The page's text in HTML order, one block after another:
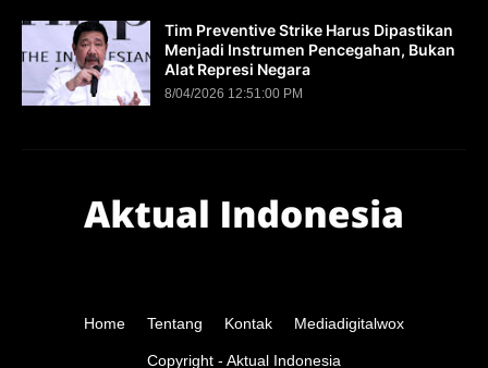
Tim Preventive Strike Harus Dipastikan
Menjadi Instrumen Pencegahan, Bukan
Alat Represi Negara
8/04/2026 12:51:00 PM
Copyright - Aktual Indonesia
Home Tentang Kontak Mediadigitalwox